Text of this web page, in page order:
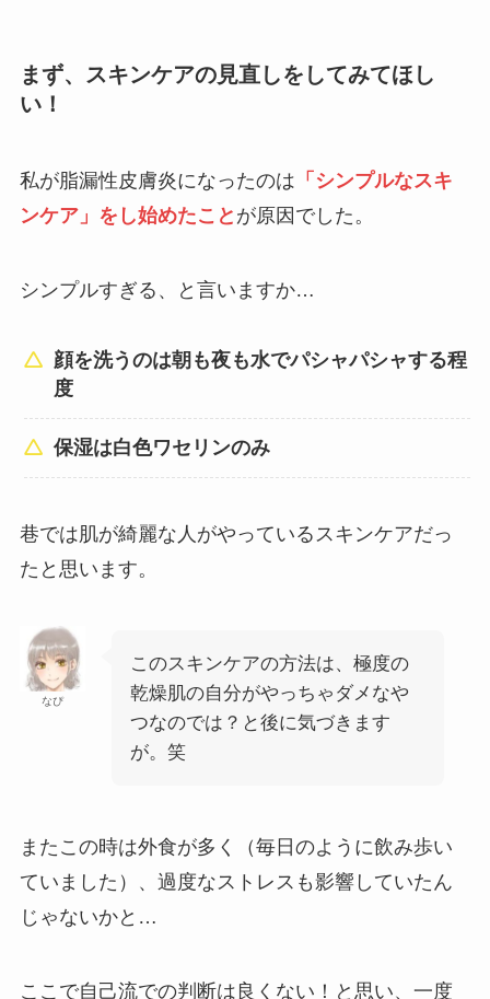
まず、スキンケアの見直しをしてみてほし
い！
私が脂漏性皮膚炎になったのは 「シンプルなスキ
ンケア」をし始めたこと が原因でした。
シンプルすぎる、と言いますか…
顔を洗うのは朝も夜も水でパシャパシャする程
度
保湿は白色ワセリンのみ
巷では肌が綺麗な人がやっているスキンケアだっ
たと思います。
なぴ
このスキンケアの方法は、極度の
乾燥肌の自分がやっちゃダメなや
つなのでは？と後に気づきます
が。笑
またこの時は外食が多く（毎日のように飲み歩い
ていました）、過度なストレスも影響していたん
じゃないかと…
ここで自己流での判断は良くない！と思い、一度